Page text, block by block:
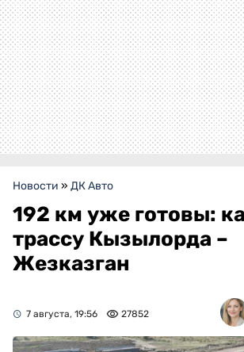
Новости » ДК Авто
192 км уже готовы:
трассу Кызылорда –
Жезказган
7 августа, 19:56 27852